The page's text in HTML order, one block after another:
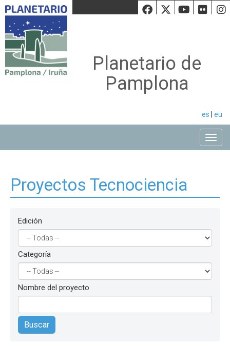
Facebook
Twiiter
Planetario de
Pamplona
es eu
Proyectos Tecnociencia
Edición
Categoría
Nombre del proyecto